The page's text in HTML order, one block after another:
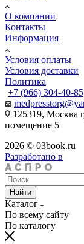
О компании
Контакты
Информация
Условия оплаты
Условия доставки
Политика
+7 (966) 304-40-85
125319, Москва
помещение 5
2026 © 03book.ru
Разработано в
Найти
Каталог
По всему сайту
По каталогу